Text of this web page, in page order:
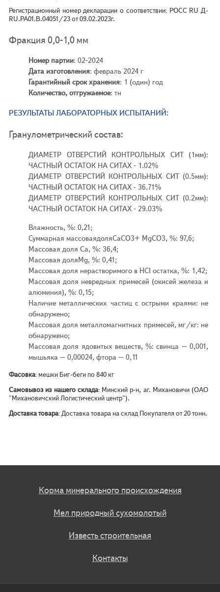
Регистрационный номер декларации о соответствии: РОСС RU Д-
RU.РА01.В.04051/23 от 09.02.2023г.
Фракция 0,0-1,0 мм
Номер партии: 02-2024
Дата изготовления: февраль 2024 г
Гарантийный срок хранения: 1 (один) год
Количество, отгружаемое: тн
РЕЗУЛЬТАТЫ ЛАБОРАТОРНЫХ ИСПЫТАНИЙ:
Гранулометрический состав:
ДИАМЕТР ОТВЕРСТИЙ КОНТРОЛЬНЫХ СИТ (1мм):
ЧАСТНЫЙ ОСТАТОК НА СИТАХ - 1.02%
ДИАМЕТР ОТВЕРСТИЙ КОНТРОЛЬНЫХ СИТ (0.5мм):
ЧАСТНЫЙ ОСТАТОК НА СИТАХ - 36.71%
ДИАМЕТР ОТВЕРСТИЙ КОНТРОЛЬНЫХ СИТ (0.2мм):
ЧАСТНЫЙ ОСТАТОК НА СИТАХ - 29.03%
Влажность, %: 0,21;
Суммарная массоваядоляСаСО3+ MgCO3, %: 97,6;
Массовая доля Са, %: 36,4;
Массовая доляMg, %: 0,41;
Массовая доля нерастворимого в HCI остатка, %: 1,42;
Массовая доля невредных примесей (окисей железа и
алюминия), %: 0,15;
Наличие металлических частиц с острыми краями: не
обнаружено;
Массовая доля металломагнитных примесей, мг/кг: не
обнаружено;
Массовая доля ядовитых веществ, %: свинца – 0,001,
мышьяка – 0,00024, фтора – 0,11
Фасовка: мешки Биг-беги по 840 кг
Самовывоз из нашего склада: Минский р-н, аг. Михановичи (ОАО
"Михановичский Логистический центр").
Доставка товара: Доставка товара на склад Покупателя от 20 тонн.
Корма минерального происхождения
Мел природный сухомолотый
Известь строительная
Контакты